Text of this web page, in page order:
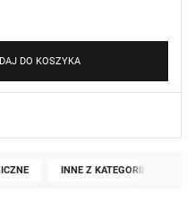
DO KOSZYKA
INNE Z KATEGORII